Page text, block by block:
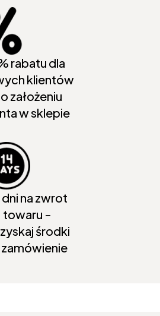
rabatu dla
klientów
założeniu
w sklepie
dni na zwrot
towaru -
środki
zamówienie